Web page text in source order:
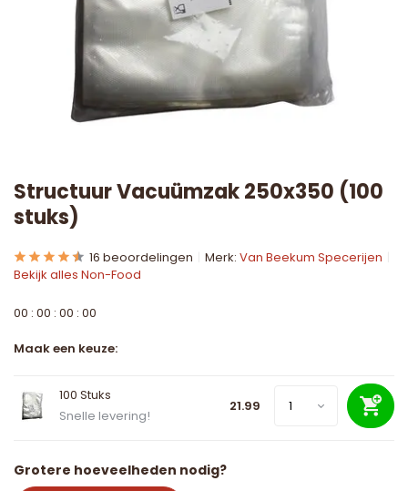
Structuur Vacuümzak 250x350 (100
stuks)
16 beoordelingen Merk: Van Beekum Specerijen
Bekijk alles Non-Food
00 : 00 : 00 : 00
Maak een keuze:
100 Stuks
Snelle levering!
21.99
Grotere hoeveelheden nodig?